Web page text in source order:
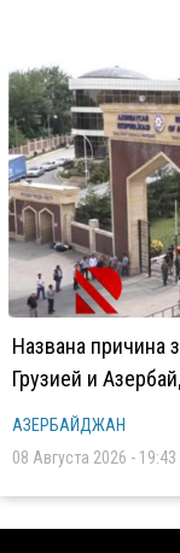
Названа причина
Грузией и
АЗЕРБАЙДЖАН
08 Августа 2026 - 19:43